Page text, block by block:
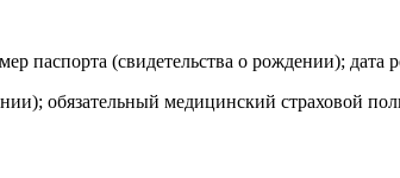
паспорта (свидетельства о рождении); дата
обязательный медицинский страховой